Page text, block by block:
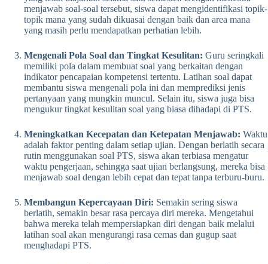
menjawab soal-soal tersebut, siswa dapat mengidentifikasi topik-
topik mana yang sudah dikuasai dengan baik dan area mana
yang masih perlu mendapatkan perhatian lebih.
Mengenali Pola Soal dan Tingkat Kesulitan: Guru seringkali
memiliki pola dalam membuat soal yang berkaitan dengan
indikator pencapaian kompetensi tertentu. Latihan soal dapat
membantu siswa mengenali pola ini dan memprediksi jenis
pertanyaan yang mungkin muncul. Selain itu, siswa juga bisa
mengukur tingkat kesulitan soal yang biasa dihadapi di PTS.
Meningkatkan Kecepatan dan Ketepatan Menjawab: Waktu
adalah faktor penting dalam setiap ujian. Dengan berlatih secara
rutin menggunakan soal PTS, siswa akan terbiasa mengatur
waktu pengerjaan, sehingga saat ujian berlangsung, mereka bisa
menjawab soal dengan lebih cepat dan tepat tanpa terburu-buru.
Membangun Kepercayaan Diri: Semakin sering siswa
berlatih, semakin besar rasa percaya diri mereka. Mengetahui
bahwa mereka telah mempersiapkan diri dengan baik melalui
latihan soal akan mengurangi rasa cemas dan gugup saat
menghadapi PTS.